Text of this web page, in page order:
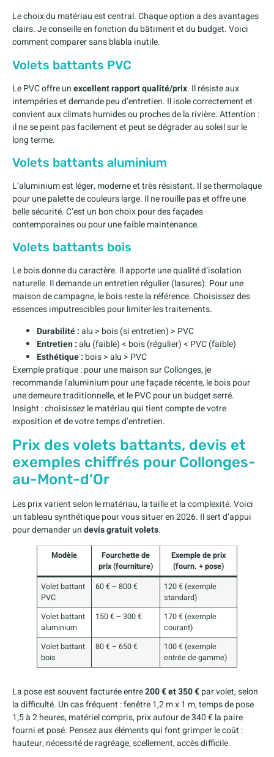
Le choix du matériau est central. Chaque option a des avantages
clairs. Je conseille en fonction du bâtiment et du budget. Voici
comment comparer sans blabla inutile.
Volets battants PVC
Le PVC offre unexcellent rapport qualité/prix. Il résiste aux
intempéries et demande peu d’entretien. Il isole correctement et
convient aux climats humides ou proches de la rivière. Attention :
il ne se peint pas facilement et peut se dégrader au soleil sur le
long terme.
Volets battants aluminium
L’aluminium est léger, moderne et très résistant. Il se thermolaque
pour une palette de couleurs large. Il ne rouille pas et offre une
belle sécurité. C’est un bon choix pour des façades
contemporaines ou pour une faible maintenance.
Volets battants bois
Le bois donne du caractère. Il apporte une qualité d’isolation
naturelle. Il demande un entretien régulier (lasures). Pour une
maison de campagne, le bois reste la référence. Choisissez des
essences imputrescibles pour limiter les traitements.
Durabilité :alu > bois (si entretien) > PVC
Entretien :alu (faible) < bois (régulier) < PVC (faible)
Esthétique : bois > alu > PVC
Exemple pratique : pour une maison sur Collonges, je
recommande l’aluminium pour une façade récente, le bois pour
une demeure traditionnelle, et le PVC pour un budget serré.
Insight : choisissez le matériau qui tient compte de votre
exposition et de votre temps d’entretien.
Prix des volets battants, devis et
exemples chiffrés pour Collonges-
au-Mont-d’Or
Les prix varient selon le matériau, la taille et la complexité. Voici
un tableau synthétique pour vous situer en 2026. Il sert d’appui
pour demander undevis gratuit volets.
Modèle
Fourchette de
prix (fourniture)
Exemple de prix
(fourn. + pose)
Volet battant
PVC
60 € – 800 €
120 € (exemple
standard)
Volet battant
aluminium
150 € – 300 €
170 € (exemple
courant)
Volet battant
bois
80 € – 650 €
100 € (exemple
entrée de gamme)
La pose est souvent facturée entre200 € et 350 €par volet, selon
la difficulté. Un cas fréquent : fenêtre 1,2 m x 1 m, temps de pose
1,5 à 2 heures, matériel compris, prix autour de 340 € la paire
fourni et posé. Pensez aux éléments qui font grimper le coût :
hauteur, nécessité de ragréage, scellement, accès difficile.